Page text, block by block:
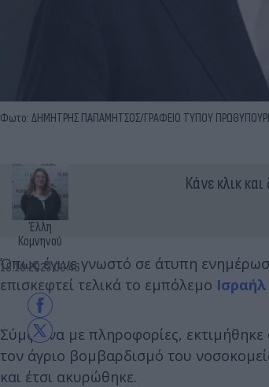
Φωτο: ΔΗΜΗΤΡΗΣ ΠΑΠΑΜΗΤΣΟΣ/ΓΡΑΦΕΙΟ ΤΥΠΟΥ
Έλλη
Κομνηνού
18.10.2023 09:46
Κάνε κλικ
Όπως έγινε γνωστό σε άτυπη
επισκεφτεί τελικά το εμπόλεμο Ισραήλ
Σύμφωνα με πληροφορίες, εκτιμήθηκε
τον άγριο βομβαρδισμό του
και έτσι ακυρώθηκε.